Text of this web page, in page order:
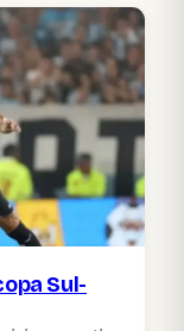
Sul-